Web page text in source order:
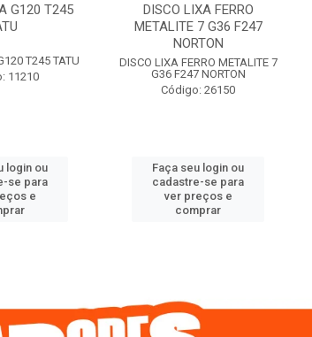
G120 T245
T245 TATU
11210
login ou
se para
e
DISCO LIXA FERRO
METALITE 7 G36 F247
NORTON
DISCO LIXA FERRO METALITE 7
G36 F247 NORTON
Código: 26150
Faça seu login ou
cadastre-se para
ver preços e
comprar